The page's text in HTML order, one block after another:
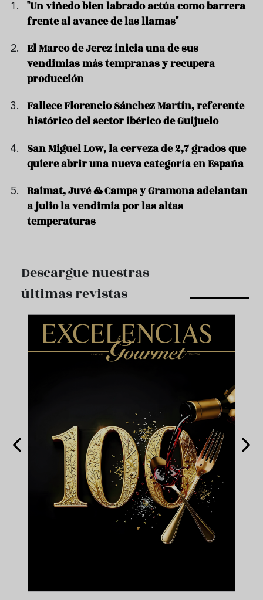
"Un viñedo bien labrado actúa como barrera
frente al avance de las llamas"
El Marco de Jerez inicia una de sus
vendimias más tempranas y recupera
producción
Fallece Florencio Sánchez Martín, referente
histórico del sector ibérico de Guijuelo
San Miguel Low, la cerveza de 2,7 grados que
quiere abrir una nueva categoría en España
Raimat, Juvé & Camps y Gramona adelantan
a julio la vendimia por las altas
temperaturas
Descargue nuestras
últimas revistas